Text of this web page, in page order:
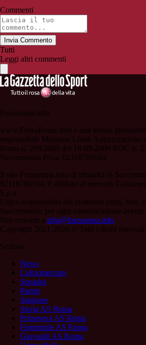
Commenti
Invia Commento
Tutti
Leggi altri commenti
Forzaroma.info
www.ForzaRoma.info è una testata
responsabile Massimo Limiti Autorizzazione
Roma n. 299/2009 del 18-09-2009 ROC n.
Soccermedia P.Iva: 02118780564
Il sito Forzaroma.info di titolarità di
02118780564, è affiliato al network
S.p.a..
Unico responsabile dei contenuti (testi, foto,
Soccermedia; per ogni comunicazione
Sito scrivere a info@forzaroma.info
Copyright 2021-2026 © Tutti i diritti riservati.
Sezioni
News
Calciomercato
Squadra
Partite
Stagione
Storia AS Roma
Primavera AS Roma
Femminile AS Roma
Giovanili AS Roma